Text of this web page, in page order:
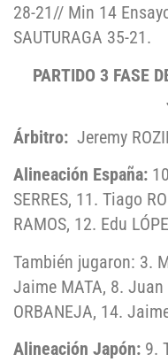
28-21// Min 14
SAUTURAGA 35-21.
PARTIDO 3 FASE
Árbitro: Jeremy
Alineación España:
SERRES, 11. Tiago
RAMOS, 12. Edu
También jugaron: 3.
Jaime MATA, 8. Juan
ORBANEJA, 14.
Alineación Japón: 9.